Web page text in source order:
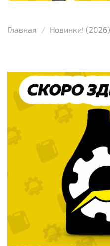
Главная Новинки! (2026)